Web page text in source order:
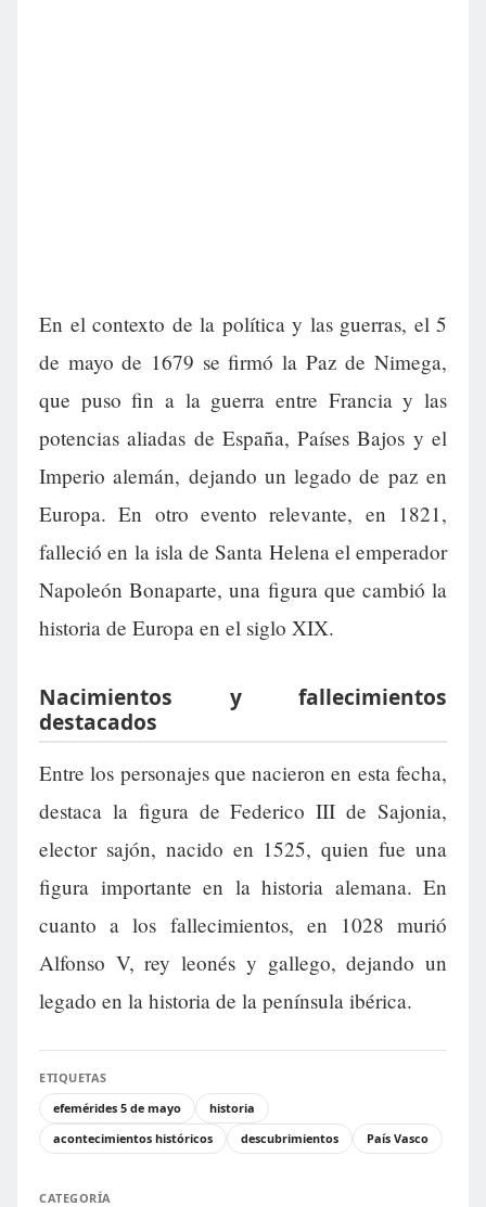
En el contexto de la política y las guerras, el 5
de mayo de 1679 se firmó la Paz de Nimega,
que puso fin a la guerra entre Francia y las
potencias aliadas de España, Países Bajos y el
Imperio alemán, dejando un legado de paz en
Europa. En otro evento relevante, en 1821,
falleció en la isla de Santa Helena el emperador
Napoleón Bonaparte, una figura que cambió la
historia de Europa en el siglo XIX.
Nacimientos y fallecimientos
destacados
Entre los personajes que nacieron en esta fecha,
destaca la figura de Federico III de Sajonia,
elector sajón, nacido en 1525, quien fue una
figura importante en la historia alemana. En
cuanto a los fallecimientos, en 1028 murió
Alfonso V, rey leonés y gallego, dejando un
legado en la historia de la península ibérica.
ETIQUETAS
efemérides 5 de mayo
historia
acontecimientos históricos
descubrimientos País Vasco
CATEGORÍA